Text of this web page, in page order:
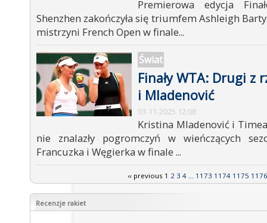
Premierowa edycja
Shenzhen zakończyła się triumfem Ashleigh
mistrzyni French Open w finale...
Świat
Finały WTA: Drugi
i Mladenović
03-11-2025 12:08
Kristina Mladenović i
nie znalazły pogromczyń w wieńczących
Francuzka i Węgierka w finale ...
‹‹ previous 1 2 3 4... 1173 1174 1175 1176
Recenzje rakiet